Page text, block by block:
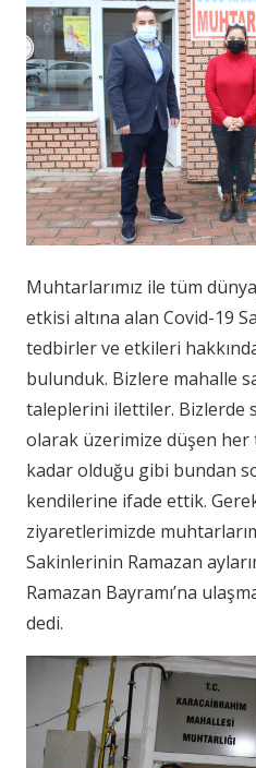
Muhtarlarımız ile tüm
etkisi altına alan Covid-19
tedbirler ve etkileri
bulunduk. Bizlere mahalle
taleplerini ilettiler. Bizlerde
olarak üzerimize düşen
kadar olduğu gibi bundan
kendilerine ifade ettik.
ziyaretlerimizde
Sakinlerinin Ramazan
Ramazan Bayramı’na
dedi.